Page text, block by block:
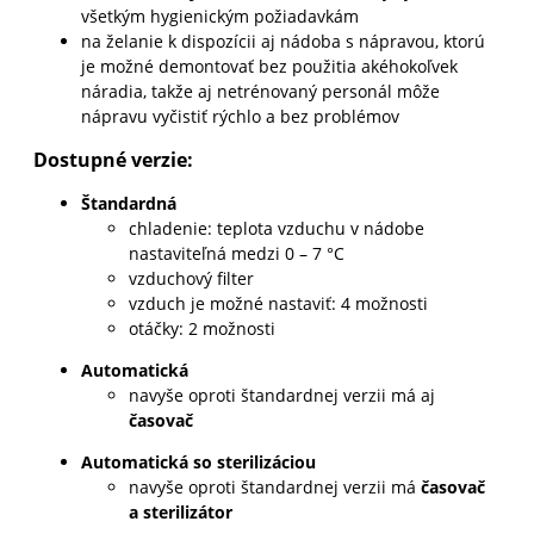
všetkým hygienickým požiadavkám
na želanie k dispozícii aj nádoba s nápravou, ktorú
je možné demontovať bez použitia akéhokoľvek
náradia, takže aj netrénovaný personál môže
nápravu vyčistiť rýchlo a bez problémov
Dostupné verzie:
Štandardná
chladenie: teplota vzduchu v nádobe
nastaviteľná medzi 0 – 7 °C
vzduchový filter
vzduch je možné nastaviť: 4 možnosti
otáčky: 2 možnosti
Automatická
navyše oproti štandardnej verzii má aj
časovač
Automatická so sterilizáciou
navyše oproti štandardnej verzii má časovač
a sterilizátor